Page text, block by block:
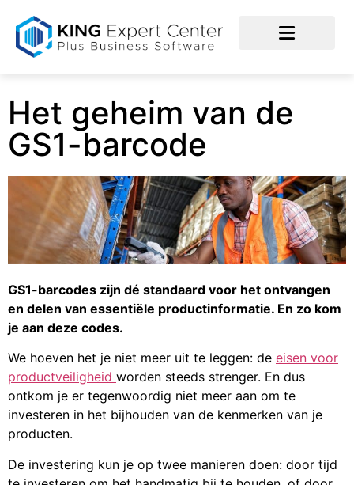
Het geheim van de
GS1-barcode
GS1-barcodes zijn dé standaard voor het ontvangen
en delen van essentiële productinformatie. En zo kom
je aan deze codes.
We hoeven het je niet meer uit te leggen: de eisen voor
productveiligheid worden steeds strenger. En dus
ontkom je er tegenwoordig niet meer aan om te
investeren in het bijhouden van de kenmerken van je
producten.
De investering kun je op twee manieren doen: door tijd